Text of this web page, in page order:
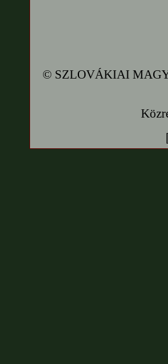
© SZLOVÁKIAI